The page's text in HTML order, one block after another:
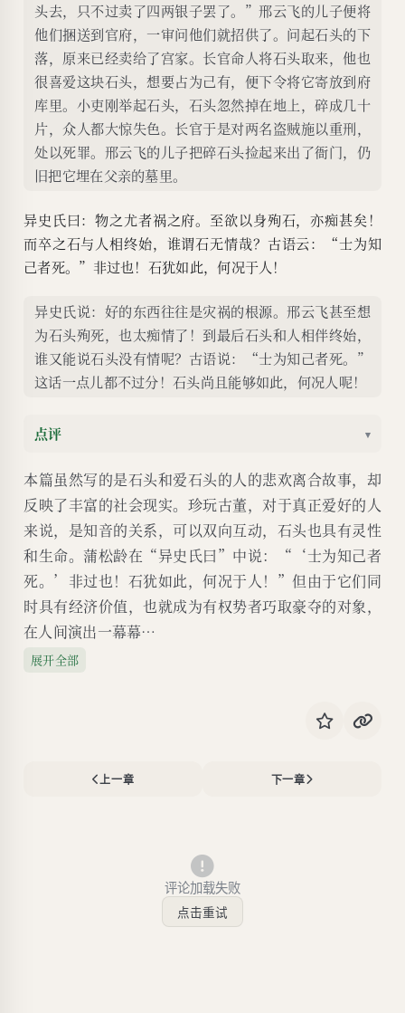
头去，只不过卖了四两银子罢了。”邢云飞的儿子便将
他们捆送到官府，一审问他们就招供了。问起石头的下
落，原来已经卖给了宫家。长官命人将石头取来，他也
很喜爱这块石头，想要占为己有，便下令将它寄放到府
库里。小吏刚举起石头，石头忽然掉在地上，碎成几十
片，众人都大惊失色。长官于是对两名盗贼施以重刑，
处以死罪。邢云飞的儿子把碎石头捡起来出了衙门，仍
旧把它埋在父亲的墓里。
异史氏曰：物之尤者祸之府。至欲以身殉石，亦痴甚矣！
而卒之石与人相终始，谁谓石无情哉？古语云：“士为知
己者死。”非过也！石犹如此，何况于人！
异史氏说：好的东西往往是灾祸的根源。邢云飞甚至想
为石头殉死，也太痴情了！到最后石头和人相伴终始，
谁又能说石头没有情呢？古语说：“士为知己者死。”
这话一点儿都不过分！石头尚且能够如此，何况人呢！
点评 ▾
本篇虽然写的是石头和爱石头的人的悲欢离合故事，却
反映了丰富的社会现实。珍玩古董，对于真正爱好的人
来说，是知音的关系，可以双向互动，石头也具有灵性
和生命。蒲松龄在“异史氏曰”中说：“‘士为知己者
死。’非过也！石犹如此，何况于人！”但由于它们同
时具有经济价值，也就成为有权势者巧取豪夺的对象，
在人间演出一幕幕…
展开全部
上一章 下一章
评论加载失败
点击重试